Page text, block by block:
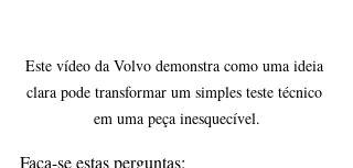
Este vídeo da Volvo demonstra como uma ideia
clara pode transformar um simples teste técnico
em uma peça inesquecível.
Faça-se estas perguntas: